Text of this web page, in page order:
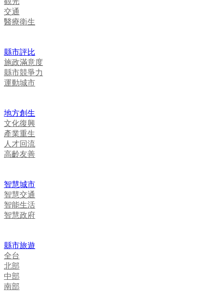
交通
醫療衛生
縣市評比
施政滿意度
縣市競爭力
運動城市
地方創生
文化復興
產業重生
人才回流
高齡友善
智慧城市
智慧交通
智能生活
智慧政府
縣市旅遊
全台
北部
中部
南部